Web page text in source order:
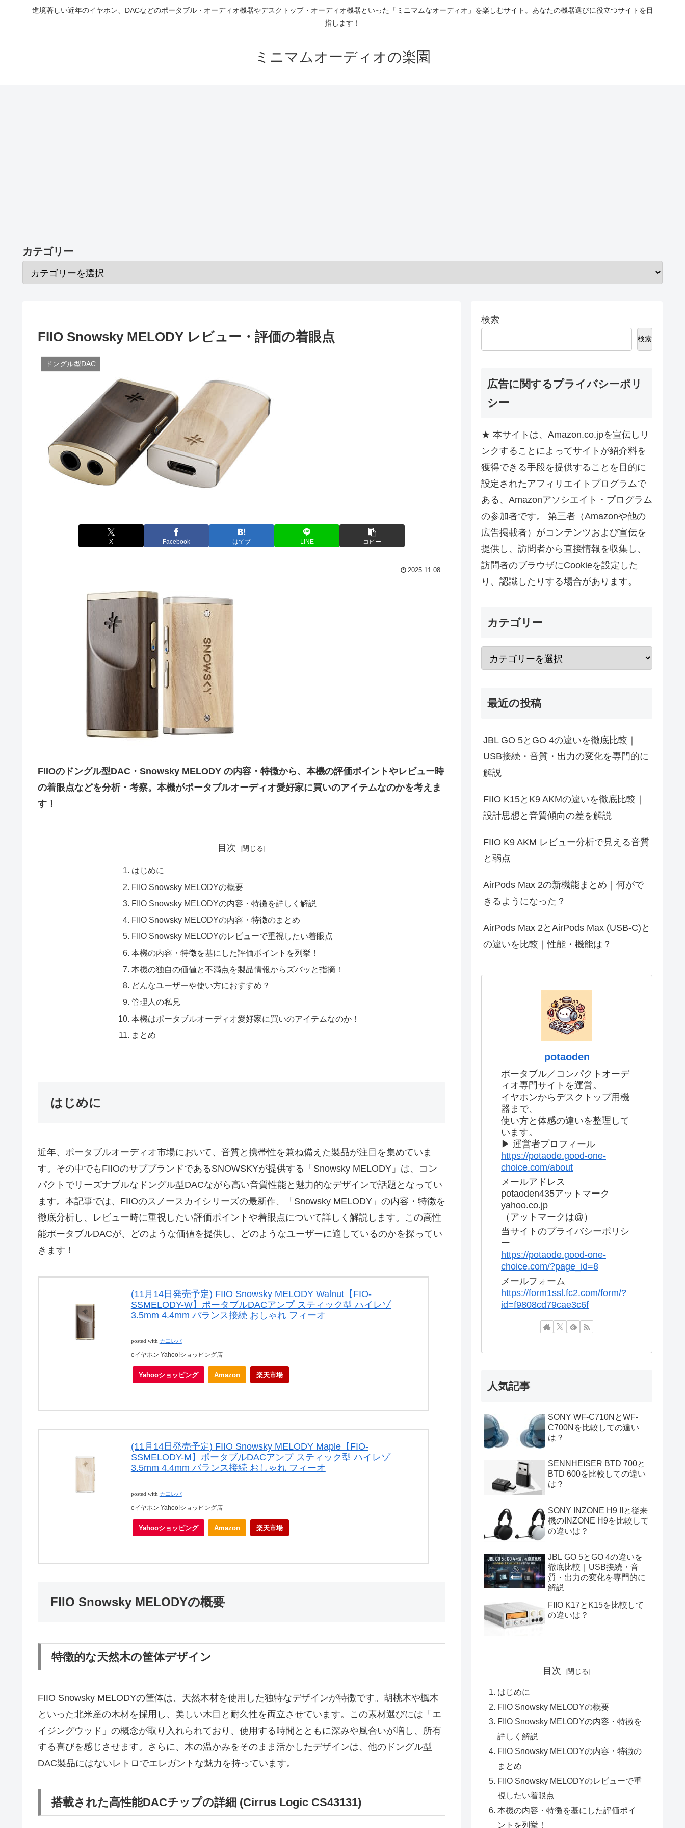
進境著しい近年のイヤホン、DACなどのポータブル・オーディオ機器やデスクトップ・オーディオ機器といった「ミニマムなオーディオ」を楽しむサイト。あなたの機器選びに役立つサイトを目
指します！
ミニマムオーディオの楽園
カテゴリー
FIIO Snowsky MELODY レビュー・評価の着眼点
ドングル型DAC
X Facebook はてブ LINE コピー
2025.11.08
FIIOのドングル型DAC・Snowsky MELODY の内容・特徴から、本機の評価ポイントやレビュー時
の着眼点などを分析・考察。本機がポータブルオーディオ愛好家に買いのアイテムなのかを考えま
す！
目次
はじめに
FIIO Snowsky MELODYの概要
FIIO Snowsky MELODYの内容・特徴を詳しく解説
FIIO Snowsky MELODYの内容・特徴のまとめ
FIIO Snowsky MELODYのレビューで重視したい着眼点
本機の内容・特徴を基にした評価ポイントを列挙！
本機の独自の価値と不満点を製品情報からズバッと指摘！
どんなユーザーや使い方におすすめ？
管理人の私見
本機はポータブルオーディオ愛好家に買いのアイテムなのか！
まとめ
はじめに
近年、ポータブルオーディオ市場において、音質と携帯性を兼ね備えた製品が注目を集めていま
す。その中でもFIIOのサブブランドであるSNOWSKYが提供する「Snowsky MELODY」は、コン
パクトでリーズナブルなドングル型DACながら高い音質性能と魅力的なデザインで話題となってい
ます。本記事では、FIIOのスノースカイシリーズの最新作、「Snowsky MELODY」の内容・特徴を
徹底分析し、レビュー時に重視したい評価ポイントや着眼点について詳しく解説します。この高性
能ポータブルDACが、どのような価値を提供し、どのようなユーザーに適しているのかを探ってい
きます！
(11月14日発売予定) FIIO Snowsky MELODY Walnut【FIO-
SSMELODY-W】ポータブルDACアンプ スティック型 ハイレゾ
3.5mm 4.4mm バランス接続 おしゃれ フィーオ
posted with カエレバ
eイヤホン Yahoo!ショッピング店
Yahooショッピング Amazon 楽天市場
(11月14日発売予定) FIIO Snowsky MELODY Maple【FIO-
SSMELODY-M】ポータブルDACアンプ スティック型 ハイレゾ
3.5mm 4.4mm バランス接続 おしゃれ フィーオ
posted with カエレバ
eイヤホン Yahoo!ショッピング店
Yahooショッピング Amazon 楽天市場
FIIO Snowsky MELODYの概要
特徴的な天然木の筐体デザイン
FIIO Snowsky MELODYの筐体は、天然木材を使用した独特なデザインが特徴です。胡桃木や楓木
といった北米産の木材を採用し、美しい木目と耐久性を両立させています。この素材選びには「エ
イジングウッド」の概念が取り入れられており、使用する時間とともに深みや風合いが増し、所有
する喜びを感じさせます。さらに、木の温かみをそのまま活かしたデザインは、他のドングル型
DAC製品にはないレトロでエレガントな魅力を持っています。
搭載された高性能DACチップの詳細 (Cirrus Logic CS43131)
検索
検索
広告に関するプライバシーポリ
シー
★ 本サイトは、Amazon.co.jpを宣伝しリ
ンクすることによってサイトが紹介料を
獲得できる手段を提供することを目的に
設定されたアフィリエイトプログラムで
ある、Amazonアソシエイト・プログラム
の参加者です。 第三者（Amazonや他の
広告掲載者）がコンテンツおよび宣伝を
提供し、訪問者から直接情報を収集し、
訪問者のブラウザにCookieを設定した
り、認識したりする場合があります。
カテゴリー
最近の投稿
JBL GO 5とGO 4の違いを徹底比較｜
USB接続・音質・出力の変化を専門的に
解説
FIIO K15とK9 AKMの違いを徹底比較｜
設計思想と音質傾向の差を解説
FIIO K9 AKM レビュー分析で見える音質
と弱点
AirPods Max 2の新機能まとめ｜何がで
きるようになった？
AirPods Max 2とAirPods Max (USB-C)と
の違いを比較｜性能・機能は？
potaoden
ポータブル／コンパクトオーデ
ィオ専門サイトを運営。
イヤホンからデスクトップ用機
器まで、
使い方と体感の違いを整理して
います。
▶ 運営者プロフィール
https://potaode.good-one-
choice.com/about
メールアドレス
potaoden435アットマーク
yahoo.co.jp
（アットマークは@）
当サイトのプライバシーポリシ
ー
https://potaode.good-one-
choice.com/?page_id=8
メールフォーム
https://form1ssl.fc2.com/form/?
id=f9808cd79cae3c6f
人気記事
SONY WF-C710NとWF-
C700Nを比較しての違い
は？
SENNHEISER BTD 700と
BTD 600を比較しての違い
は？
SONY INZONE H9 IIと従来
機のINZONE H9を比較して
の違いは？
JBL GO 5とGO 4の違いを
徹底比較｜USB接続・音
質・出力の変化を専門的に
解説
FIIO K17とK15を比較して
の違いは？
目次
はじめに
FIIO Snowsky MELODYの概要
FIIO Snowsky MELODYの内容・特徴を
詳しく解説
FIIO Snowsky MELODYの内容・特徴の
まとめ
FIIO Snowsky MELODYのレビューで重
視したい着眼点
本機の内容・特徴を基にした評価ポイ
ントを列挙！